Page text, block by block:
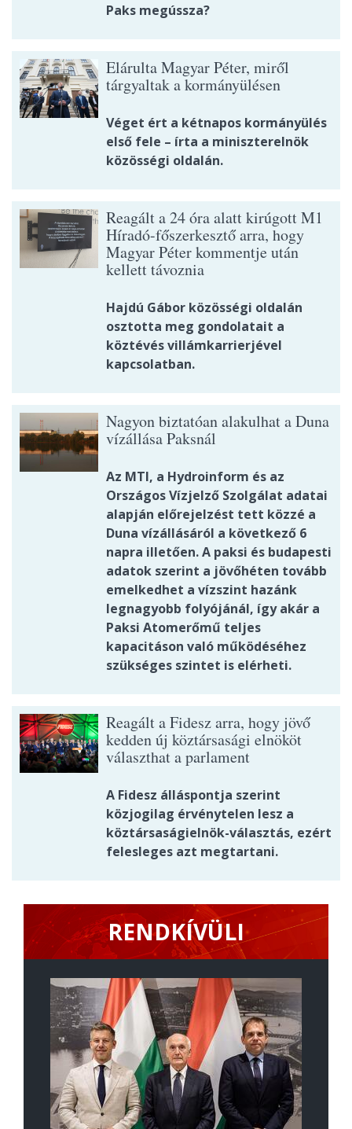
Paks megússza?
Elárulta Magyar Péter, miről
tárgyaltak a kormányülésen
Véget ért a kétnapos kormányülés
első fele – írta a miniszterelnök
közösségi oldalán.
Reagált a 24 óra alatt kirúgott M1
Híradó-főszerkesztő arra, hogy
Magyar Péter kommentje után
kellett távoznia
Hajdú Gábor közösségi oldalán
osztotta meg gondolatait a
köztévés villámkarrierjével
kapcsolatban.
Nagyon biztatóan alakulhat a Duna
vízállása Paksnál
Az MTI, a Hydroinform és az
Országos Vízjelző Szolgálat adatai
alapján előrejelzést tett közzé a
Duna vízállásáról a következő 6
napra illetően. A paksi és budapesti
adatok szerint a jövőhéten tovább
emelkedhet a vízszint hazánk
legnagyobb folyójánál, így akár a
Paksi Atomerőmű teljes
kapacitáson való működéséhez
szükséges szintet is elérheti.
Reagált a Fidesz arra, hogy jövő
kedden új köztársasági elnököt
választhat a parlament
A Fidesz álláspontja szerint
közjogilag érvénytelen lesz a
köztársaságielnök-választás, ezért
felesleges azt megtartani.
RENDKÍVÜLI